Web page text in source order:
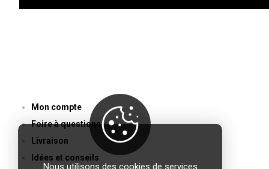
Mon compte
Foire à questions
Livraison
Idées et conseils
Nous utilisons des cookies de services